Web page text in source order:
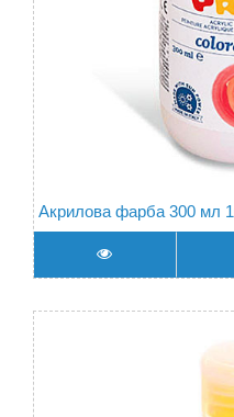
Акрилова фарба 300 мл